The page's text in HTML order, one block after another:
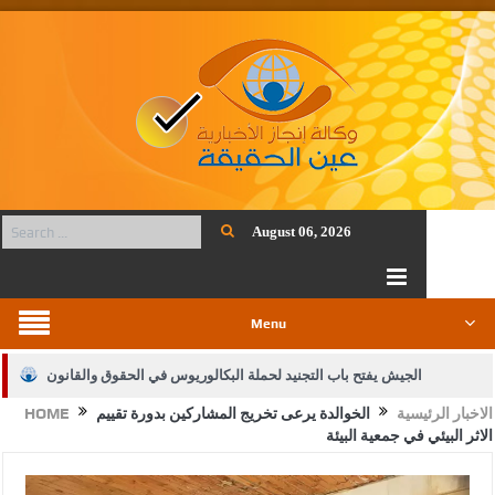
August 06, 2026
Menu
الجيش يفتح باب التجنيد لحملة البكالوريوس في الحقوق والقانون
بيان اجتماع عمّان:دعم الوصاية الهاشمية التاريخية على المقدساتHOME الاخبار الرئيسية
الخوالدة يرعى تخريج المشاركين بدورة تقييم
الاثر البيئي في جمعية البيئة